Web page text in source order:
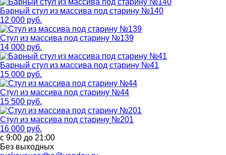
Барный стул из массива под старину №140
12 000 руб.
Стул из массива под старину №139
14 000 руб.
Барный стул из массива под старину №41
15 000 руб.
Стул из массива под старину №44
15 500 руб.
Стул из массива под старину №201
16 000 руб.
с 9:00 до 21:00
Без выходных